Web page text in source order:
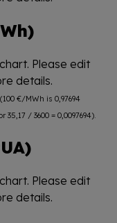
Please edit
details.
€/MWh is 0,97694
/ 3600 = 0,0097694).
Please edit
details.